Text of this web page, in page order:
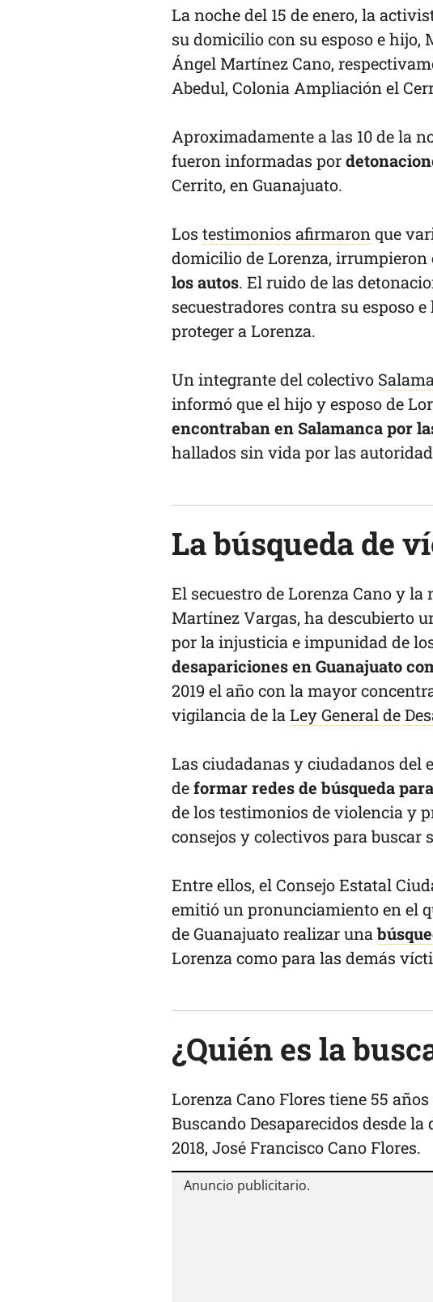
La noche del 15 de enero, la
su domicilio con su esposo e
Ángel Martínez Cano,
Abedul, Colonia Ampliación el
Aproximadamente a las 10 de la
fueron informadas por
Cerrito, en Guanajuato.
Los testimonios afirmaronque
domicilio de Lorenza, irrumpieron
los autos. El ruido de las
secuestradores contra su esposo
proteger a Lorenza.
Un integrante del colectivo
informó que el hijo y esposo de
encontraban en Salamanca por
hallados sin vida por las
La búsqueda de
El secuestro de Lorenza Cano y
Martínez Vargas, ha descubierto
por la injusticia e impunidad de
desapariciones en Guanajuato
2019 el año con la mayor
vigilancia de laLey General de
Las ciudadanas y ciudadanos del
deformar redes de búsqueda
de los testimonios de violencia y
consejos y colectivos para buscar
Entre ellos, el Consejo Estatal
emitió un pronunciamiento en el
de Guanajuato realizar una
Lorenza como para las demás
¿Quién es la
Lorenza Cano Flores tiene 55
Buscando Desaparecidos desde
2018, José Francisco Cano Flores.